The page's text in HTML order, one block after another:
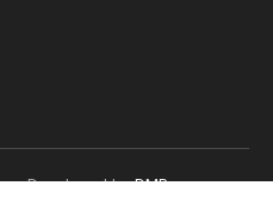
Developed byDMP